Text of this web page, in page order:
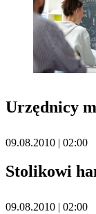
Urzędnicy
09.08.2010 | 02:00
Stolikowi
09.08.2010 | 02:00